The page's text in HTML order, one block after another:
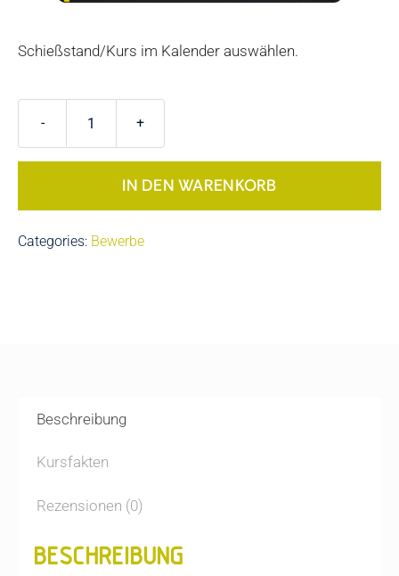
Schießstand/Kurs im Kalender auswählen.
Monatsbewerb
für
Sportschützen
IN DEN WARENKORB
Categories: Bewerbe
Beschreibung
Kursfakten
Rezensionen (0)
BESCHREIBUNG